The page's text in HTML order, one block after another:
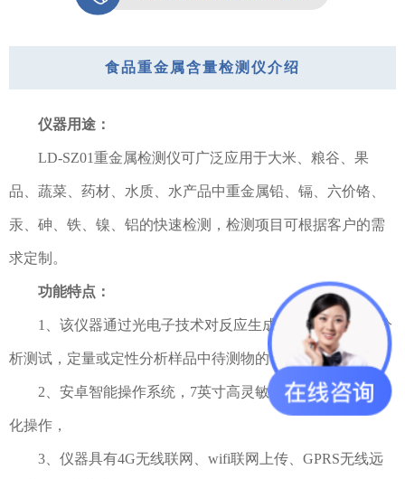
食品重金属含量检测仪介绍
仪器用途：
LD-SZ01重金属检测仪可广泛应用于大米、粮谷、果
品、蔬菜、药材、水质、水产品中重金属铅、镉、六价铬、
汞、砷、铁、镍、铝的快速检测，检测项目可根据客户的需
求定制。
功能特点：
1、该仪器通过光电子技术对反应生成物的反射率进行分
析测试，定量或定性分析样品中待测物的含量。
2、安卓智能操作系统，7英寸高灵敏真彩触摸屏，人性
化操作，
3、仪器具有4G无线联网、wifi联网上传、GPRS无线远